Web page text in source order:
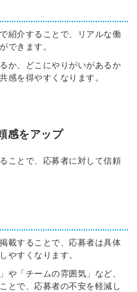
紹介することで、リアルな働
できます。
か、どこにやりがいがあるか
感を得やすくなります。
感をアップ
ことで、応募者に対して信頼
載することで、応募者は具体
やすくなります。
や「チームの雰囲気」など、
とで、応募者の不安を軽減し